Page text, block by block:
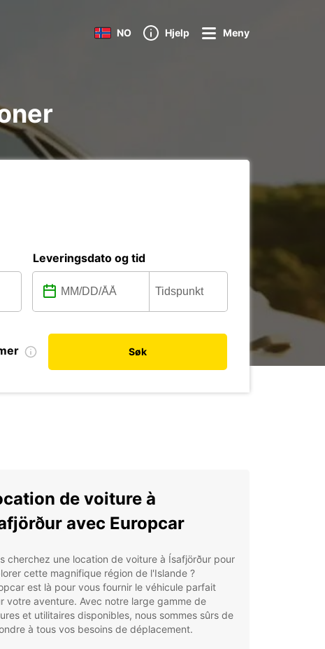
NO Hjelp Meny
Leveringsdato og tid
Søk
de voiture à
avec Europcar
cherchez une location de voiture à Ísafjörður pour
cette magnifique région de l'Islande ?
est là pour vous fournir le véhicule parfait
votre aventure. Avec notre large gamme de
et utilitaires disponibles, nous sommes sûrs de
à tous vos besoins de déplacement.